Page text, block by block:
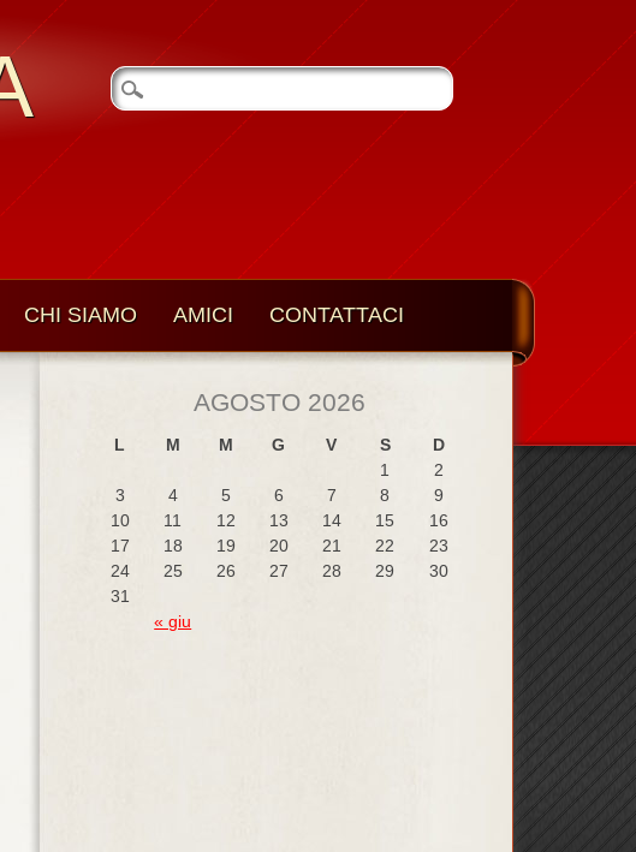
CHI SIAMO AMICI CONTATTACI
AGOSTO 2026
L M M G V S D
« giu
1
2
3
4 5 6 7 8
9
10
11 12 13 14 15
16
17
18 19 20 21 22
23
24
25 26 27 28 29
30
31